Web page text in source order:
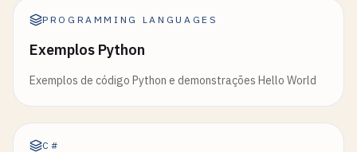
PROGRAMMING LANGUAGES
Exemplos Python
Exemplos de código Python e demonstrações Hello World
C#